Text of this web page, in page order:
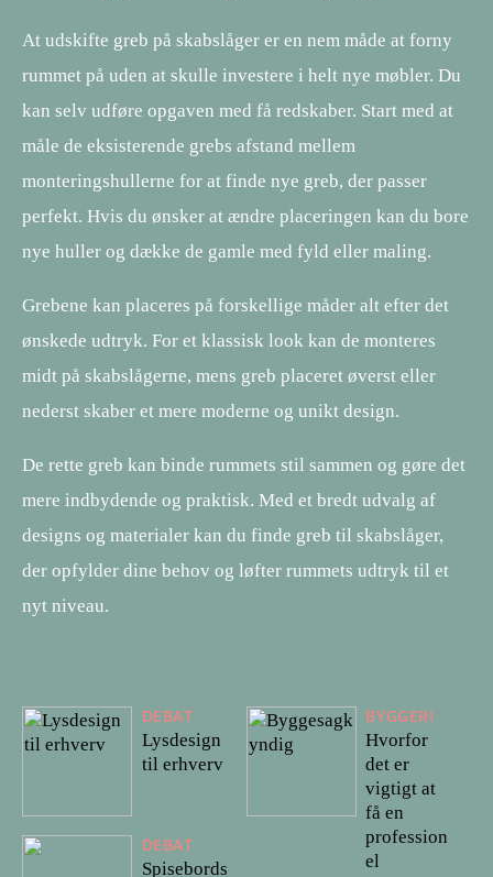
At udskifte greb på skabslåger er en nem måde at forny
rummet på uden at skulle investere i helt nye møbler. Du
kan selv udføre opgaven med få redskaber. Start med at
måle de eksisterende grebs afstand mellem
monteringshullerne for at finde nye greb, der passer
perfekt. Hvis du ønsker at ændre placeringen kan du bore
nye huller og dække de gamle med fyld eller maling.
Grebene kan placeres på forskellige måder alt efter det
ønskede udtryk. For et klassisk look kan de monteres
midt på skabslågerne, mens greb placeret øverst eller
nederst skaber et mere moderne og unikt design.
De rette greb kan binde rummets stil sammen og gøre det
mere indbydende og praktisk. Med et bredt udvalg af
designs og materialer kan du finde greb til skabslåger,
der opfylder dine behov og løfter rummets udtryk til et
nyt niveau.
DEBAT
Lysdesign
til erhverv
DEBAT
Spisebords
BYGGERI
Hvorfor
det er
vigtigt at
få en
profession
el